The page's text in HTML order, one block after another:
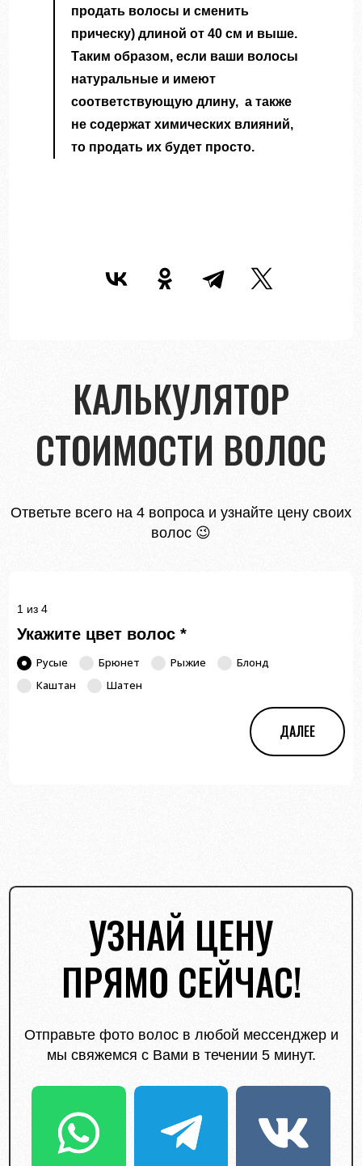
продать волосы и сменить
прическу)длиной от 40 см и выше.
Таким образом, если ваши волосы
натуральные и имеют
соответствующую длину, а также
не содержат химических влияний,
то продать их будет просто.
КАЛЬКУЛЯТОР
СТОИМОСТИ ВОЛОС
Ответьте всего на 4 вопроса и узнайте цену своих
волос 😉
1 из 4
Укажите цвет волос*
Русые Брюнет Рыжие
Блонд
Каштан
Шатен
ДАЛЕЕ
УЗНАЙ ЦЕНУ
ПРЯМО СЕЙЧАС!
Отправьте фото волос в любой мессенджер и
мы свяжемся с Вами в течении 5 минут.